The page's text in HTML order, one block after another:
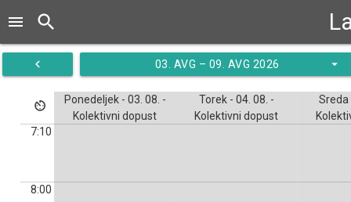
menu search
navigate_before 03. AVG – 09. AVG 2026 arrow_drop_down
av_timer
Ponedeljek - 03. 08. -
Kolektivni dopust
Torek - 04. 08. -
Kolektivni dopust
Sreda
7:10
8:00